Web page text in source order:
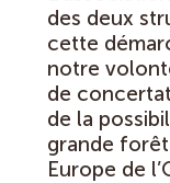
des deux
cette
notre
de
de la
grande
Europe de